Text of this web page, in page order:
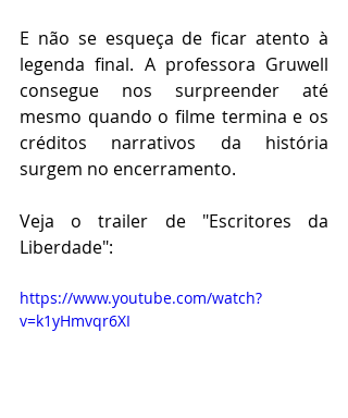
E não se esqueça de ficar atento à
legenda final. A professora Gruwell
consegue nos surpreender até
mesmo quando o filme termina e os
créditos narrativos da história
surgem no encerramento.
Veja o trailer de "Escritores da
Liberdade":
https://www.youtube.com/watch?
v=k1yHmvqr6XI